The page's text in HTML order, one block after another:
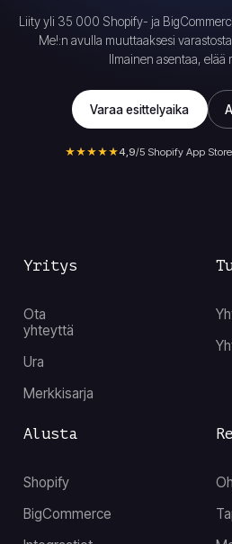
Liity yli 35 000 Shopify- ja
Me!:n avulla muuttaaksesi
Ilmainen asentaa, elää
Varaa esittelyaika
★★★★★4,9/5 Shopify App
Yritys
Ota
yhteyttä
Ura
Merkkisarja
Alusta
Shopify
BigCommerce